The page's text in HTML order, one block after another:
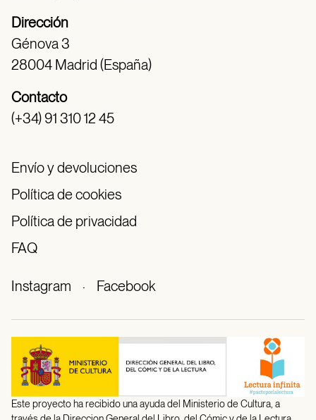
Dirección
Génova 3
28004 Madrid (España)
Contacto
(+34) 91 310 12 45
Envío y devoluciones
Política de cookies
Política de privacidad
FAQ
Instagram · Facebook
Este proyecto ha recibido una ayuda del Ministerio de Cultura, a